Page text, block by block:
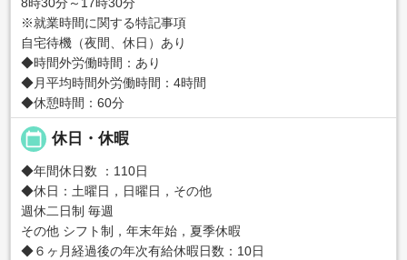
※就業時間に関する特記事項
自宅待機（夜間、休日）あり
◆時間外労働時間：あり
◆月平均時間外労働時間：4時間
◆休憩時間：60分
calendar_today 休日・休暇
◆年間休日数 ：110日
◆休日：土曜日，日曜日，その他
週休二日制 毎週
その他 シフト制，年末年始，夏季休暇
◆６ヶ月経過後の年次有給休暇日数：10日